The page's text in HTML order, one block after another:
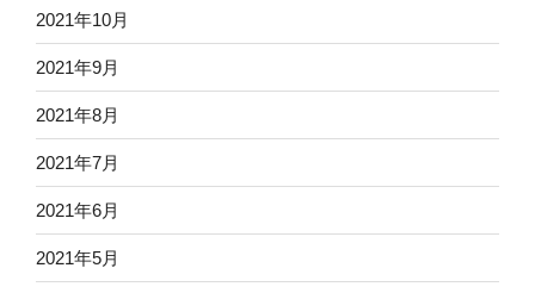
2021年10月
2021年9月
2021年8月
2021年7月
2021年6月
2021年5月